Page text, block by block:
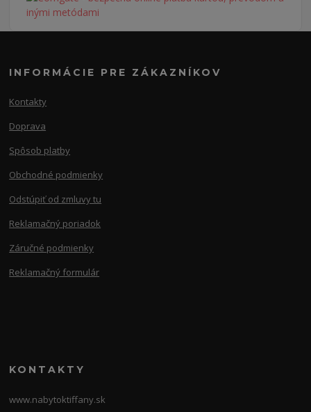
INFORMÁCIE PRE ZÁKAZNÍKOV
Kontakty
Doprava
Spôsob platby
Obchodné podmienky
Odstúpiť od zmluvy tu
Reklamačný poriadok
Záručné podmienky
Reklamačný formulár
KONTAKTY
www.nabytoktiffany.sk